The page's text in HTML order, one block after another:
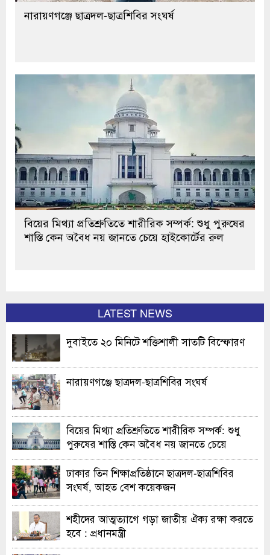
নারায়ণগঞ্জে ছাত্রদল-ছাত্রশিবির সংঘর্ষ
বিয়ের মিথ্যা প্রতিশ্রুতিতে শারীরিক সম্পর্ক: শুধু পুরুষের
শাস্তি কেন অবৈধ নয় জানতে চেয়ে হাইকোর্টের রুল
LATEST NEWS
দুবাইতে ২০ মিনিটে শক্তিশালী সাতটি বিস্ফোরণ
নারায়ণগঞ্জে ছাত্রদল-ছাত্রশিবির সংঘর্ষ
বিয়ের মিথ্যা প্রতিশ্রুতিতে শারীরিক সম্পর্ক: শুধু
পুরুষের শাস্তি কেন অবৈধ নয় জানতে চেয়ে
হাইকোর্টের রুল
ঢাকার তিন শিক্ষাপ্রতিষ্ঠানে ছাত্রদল-ছাত্রশিবির
সংঘর্ষ, আহত বেশ কয়েকজন
শহীদের আত্মত্যাগে গড়া জাতীয় ঐক্য রক্ষা করতে
হবে : প্রধানমন্ত্রী